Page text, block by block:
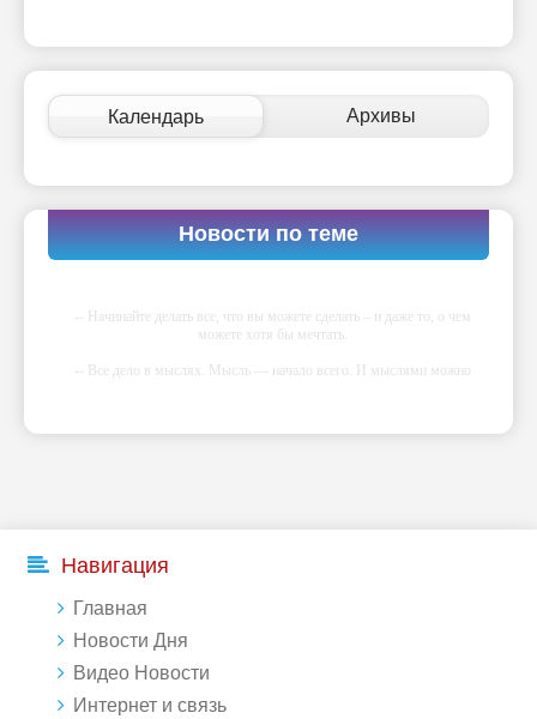
Календарь Архивы
Новости по теме
-- Начинайте делать все, что вы можете сделать – и даже то, о чем
можете хотя бы мечтать.
-- Все дело в мыслях. Мысль — начало всего. И мыслями можно
мимо ушей. Он никогда не бывает полезен никому, кроме того, кто
Навигация
Главная
Новости Дня
Видео Новости
Интернет и связь